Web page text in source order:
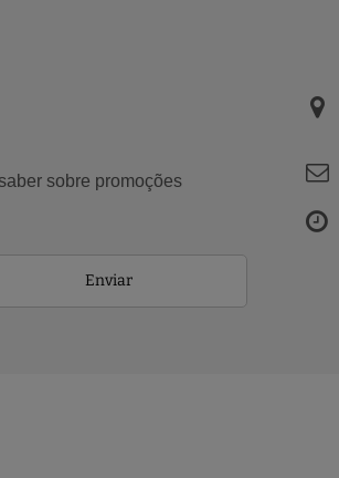
sobre promoções
Enviar